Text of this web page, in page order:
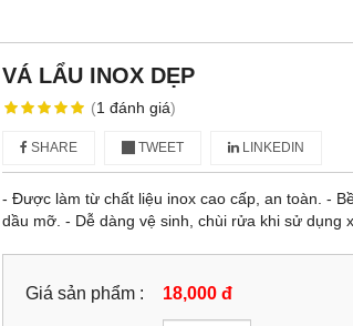
VÁ LẨU INOX DẸP
(1 đánh giá)
SHARE TWEET LINKEDIN
- Được làm từ chất liệu inox cao cấp, an toàn. -
dầu mỡ​. - Dễ dàng vệ sinh, chùi rửa khi sử dụng
Giá sản phẩm : 18,000 đ